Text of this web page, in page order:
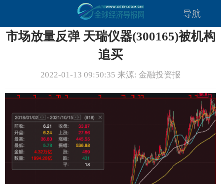
导航
市场放量反弹 天瑞仪器(300165)被机构
追买
2022-01-13 09:50:35 来源: 金融投资报